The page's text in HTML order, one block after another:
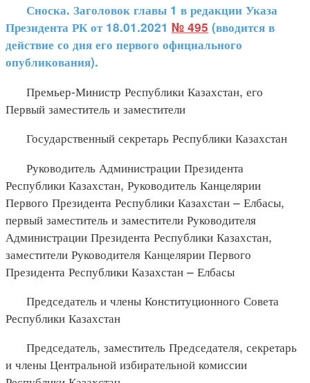
Сноска. Заголовок главы 1 в редакции Указа
Президента РК от 18.01.2021 № 495 (вводится в
действие со дня его первого официального
опубликования).
Премьер-Министр Республики Казахстан, его
Первый заместитель и заместители
Государственный секретарь Республики Казахстан
Руководитель Администрации Президента
Республики Казахстан, Руководитель Канцелярии
Первого Президента Республики Казахстан – Елбасы,
первый заместитель и заместители Руководителя
Администрации Президента Республики Казахстан,
заместители Руководителя Канцелярии Первого
Президента Республики Казахстан – Елбасы
Председатель и члены Конституционного Совета
Республики Казахстан
Председатель, заместитель Председателя, секретарь
и члены Центральной избирательной комиссии